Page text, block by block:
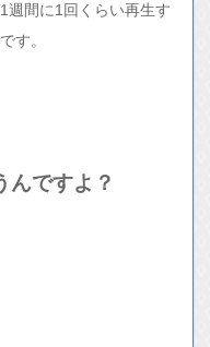
週間に1回くらい再生す
す。
んですよ？